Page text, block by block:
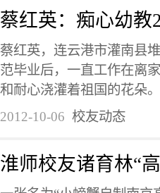
蔡红英：痴心幼教
蔡红英，连云港市灌南县
范毕业后，一直工作在离
和耐心浇灌着祖国的花朵
2012-10-06 校友动态
淮师校友诸育林“